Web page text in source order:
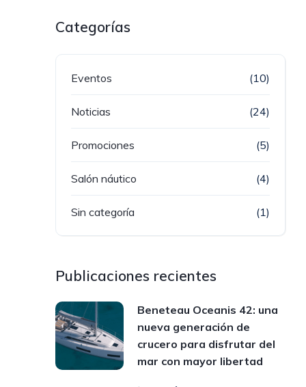
Categorías
Eventos (10)
Noticias (24)
Promociones (5)
Salón náutico (4)
Sin categoría (1)
Publicaciones recientes
Beneteau Oceanis 42: una
nueva generación de
crucero para disfrutar del
mar con mayor libertad